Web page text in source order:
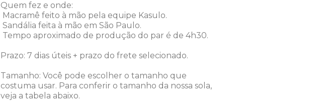
Quem fez e onde:
Macramê feito à mão pela equipe Kasulo.
Sandália feita à mão em São Paulo.
Tempo aproximado de produção do par é de 4h30.
Prazo: 7 dias úteis + prazo do frete selecionado.
Tamanho: Você pode escolher o tamanho que
costuma usar. Para conferir o tamanho da nossa sola,
veja a tabela abaixo.